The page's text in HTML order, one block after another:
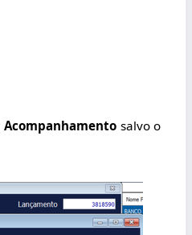
Acompanhamentosalvo o